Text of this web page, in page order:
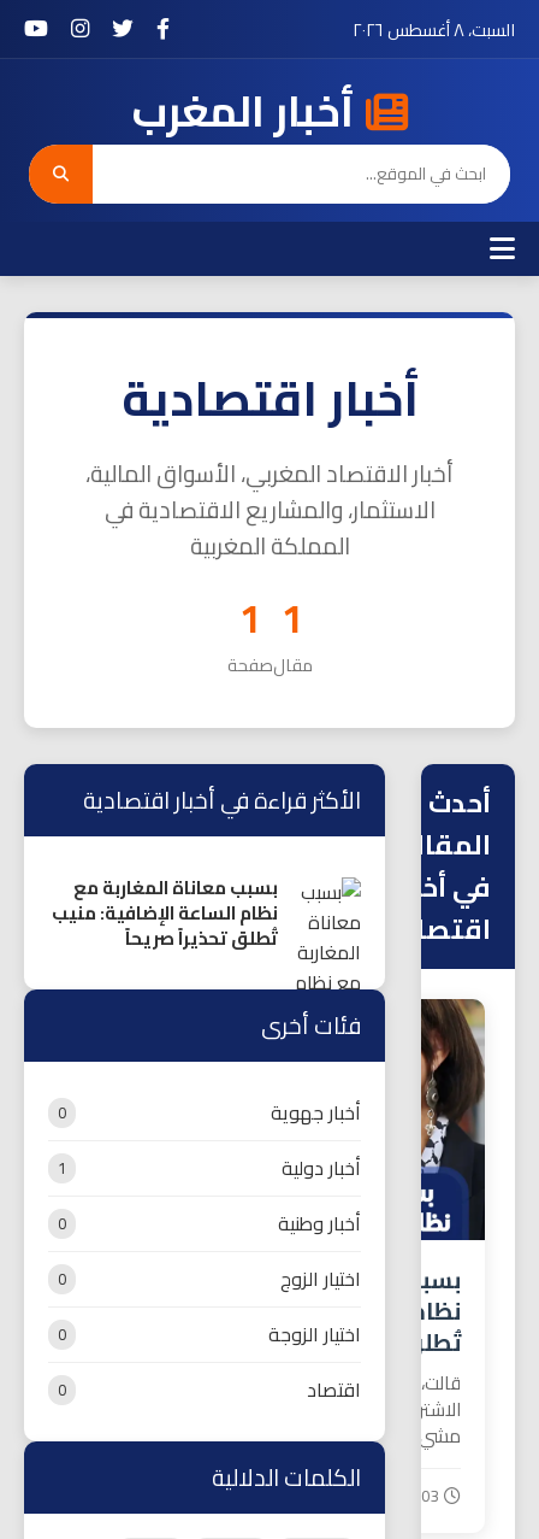
السبت، ٨ أغسطس ٢٠٢٦
أخبار المغرب
أخبار اقتصادية
أخبار الاقتصاد المغربي، الأسواق المالية،
الاستثمار، والمشاريع الاقتصادية في
المملكة المغربية
1
مقال
1
صفحة
أحدث
المقالات
في أخبار
اقتصادية
بسبب معاناة المغاربة مع
نظام الساعة الإضافية: منيب
تُطلق تحذيراً صريحاً
قالت، الأمينة السابقة لحزب الحزب
الاشتراكي الموحد في تصريح صحفي “حنا
مشي عبيد عند...
182
dom.co/s/N9zS
الأكثر قراءة في أخبار اقتصادية
بسبب معاناة المغاربة مع
نظام الساعة الإضافية: منيب
تُطلق تحذيراً صريحاً
فئات أخرى
أخبار جهوية 0
أخبار دولية 1
أخبار وطنية 0
اختيار الزوج 0
اختيار الزوجة 0
اقتصاد 0
الكلمات الدلالية